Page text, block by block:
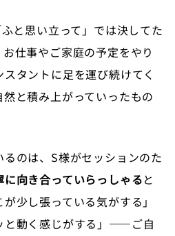
と思い立って」では決してた
仕事やご家庭の予定をやり
タントに足を運び続けてく
と積み上がっていったもの
のは、S様がセッションのた
向き合っていらっしゃると
少し張っている気がする」
と動く感じがする」——ご自